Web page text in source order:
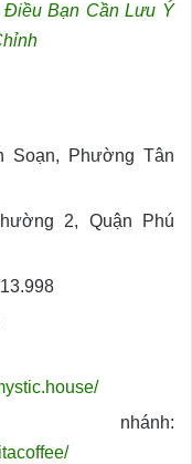
Điều Bạn Cần Lưu Ý
Soạn, Phường Tân
2, Quận Phú
nhánh: